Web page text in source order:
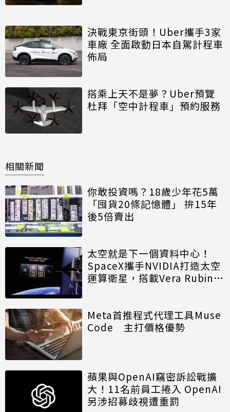
決戰東京街頭！Uber攜手3家
車廠 全面啟動日本自駕計程車
佈局
搭乘上天不是夢？Uber預覽
杜拜「空中計程車」預約服務
相關新聞
你敢投資嗎？18歲少年花5萬
「囤貨20條記憶體」 拚15年
後5倍賣出
太空就是下一個資料中心！
SpaceX攜手NVIDIA打造太空
運算衛星，搭載Vera Rubin運
Meta首推程式代理工具Muse
Code 主打價格優勢
蘋果與OpenAI竊密訴訟戰擴
大！11名前員工捲入 OpenAI
另涉招募歧視遭重罰